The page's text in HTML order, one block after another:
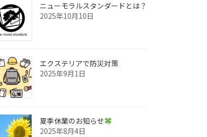
ニューモラルスタンダードとは？
2025年10月10日
エクステリアで防災対策
2025年9月1日
夏季休業のお知らせ
2025年8月4日